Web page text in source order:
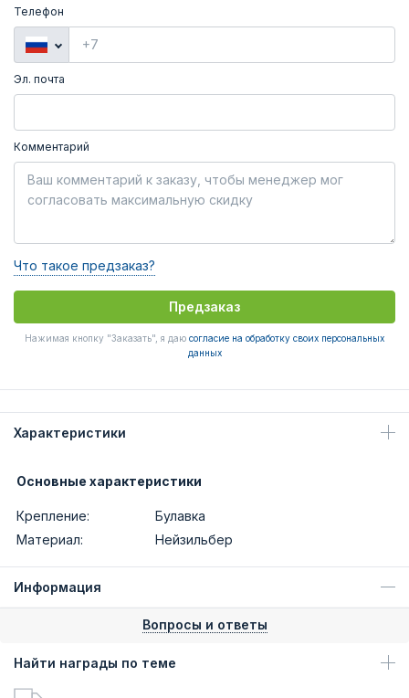
Телефон
Эл. почта
Комментарий
Что такое предзаказ?
Предзаказ
Нажимая кнопку "Заказать", я даю согласие на обработку своих персональных
данных
Характеристики
Основные характеристики
Крепление:
Булавка
Материал:
Нейзильбер
Информация
Вопросы и ответы
Найти награды по теме